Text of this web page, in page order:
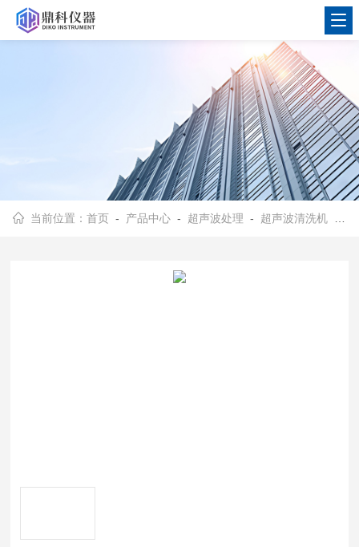
当前位置：首页 - 产品中心 - 超声波处理 - 超声波清洗机